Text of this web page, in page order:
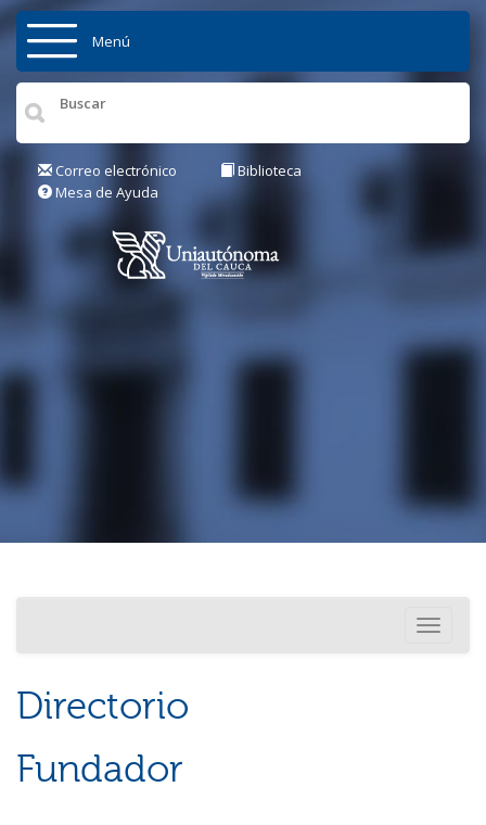
Pasar al contenido principal
Inicio
Institución
Posgrados
Menú
Correo electrónico
Biblioteca
Mesa de Ayuda
Toggle
Directorio
Fundador